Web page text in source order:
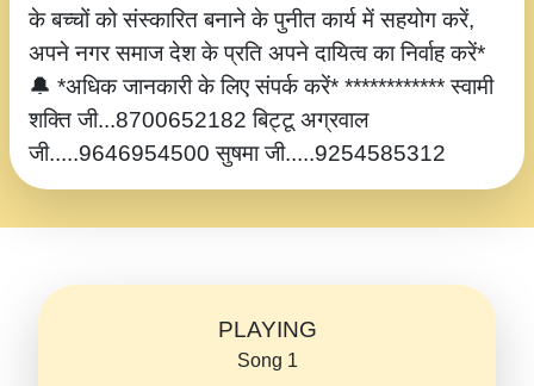
के बच्चों को संस्कारित बनाने के पुनीत कार्य में सहयोग करें,
अपने नगर समाज देश के प्रति अपने दायित्व का निर्वाह करें*
🔔 *अधिक जानकारी के लिए संपर्क करें* ************ स्वामी
शक्ति जी...8700652182 बिट्टू अग्रवाल
जी.....9646954500 सुषमा जी.....9254585312
PLAYING
Song 1